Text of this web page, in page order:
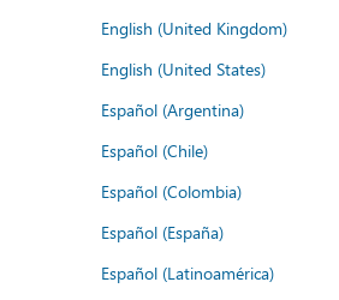
English (United Kingdom)
English (United States)
Español (Argentina)
Español (Chile)
Español (Colombia)
Español (España)
Español (Latinoamérica)